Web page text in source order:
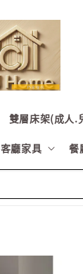
雙層床架(成人.
客廳家具 餐